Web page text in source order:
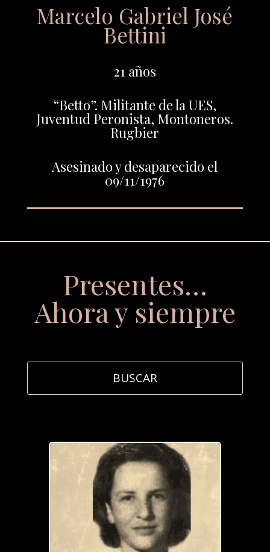
Marcelo Gabriel José
Bettini
21 años
“Betto”. Militante de la UES,
Juventud Peronista, Montoneros.
Rugbier
Asesinado y desaparecido el
09/11/1976
Presentes…
Ahora y siempre